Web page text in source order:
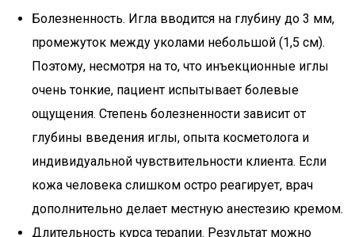
Болезненность. Игла вводится на глубину до 3 мм,
промежуток между уколами небольшой (1,5 см).
Поэтому, несмотря на то, что инъекционные иглы
очень тонкие, пациент испытывает болевые
ощущения. Степень болезненности зависит от
глубины введения иглы, опыта косметолога и
индивидуальной чувствительности клиента. Если
кожа человека слишком остро реагирует, врач
дополнительно делает местную анестезию кремом.
Длительность курса терапии. Результат можно